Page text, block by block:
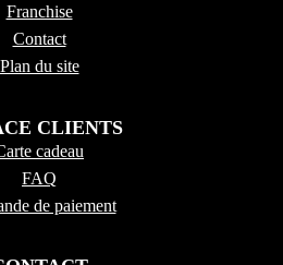
Franchise
Contact
Plan du site
CLIENTS
cadeau
FAQ
de paiement